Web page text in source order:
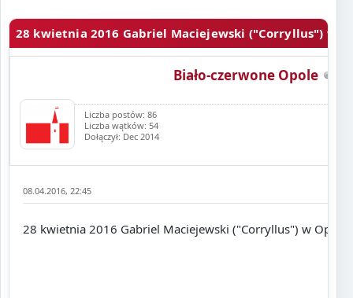
28 kwietnia 2016 Gabriel Maciejewski ("Corryllus") w
Biało-czerwone Opole
Liczba postów: 86
Liczba wątków: 54
Dołączył: Dec 2014
08.04.2016, 22:45
28 kwietnia 2016 Gabriel Maciejewski ("Corryllus") w Opolu